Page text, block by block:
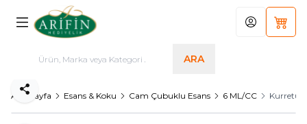
ARA
Hesabım
Ana Sayfa Esans & Koku Cam Çubuklu Esans 6 ML/CC Kurretül
Paylaş